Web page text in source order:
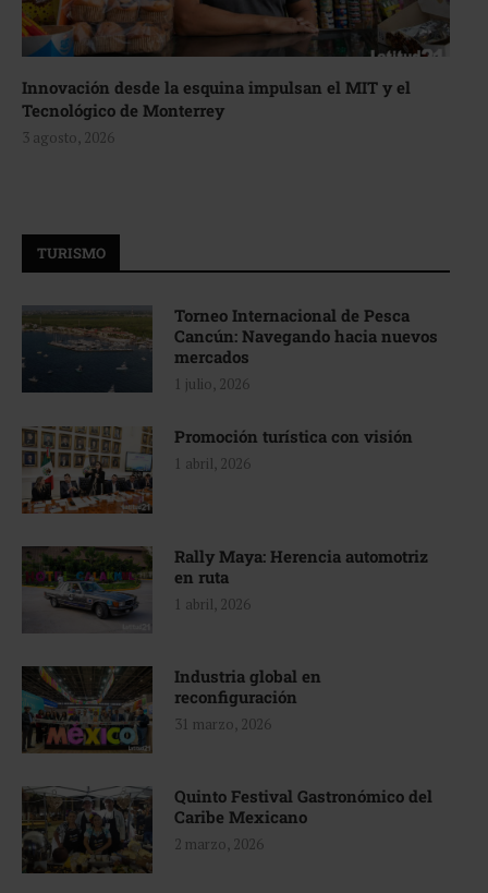
Innovación desde la esquina impulsan el MIT y el
Tecnológico de Monterrey
3 agosto, 2026
TURISMO
Torneo Internacional de Pesca
Cancún: Navegando hacia nuevos
mercados
1 julio, 2026
Promoción turística con visión
1 abril, 2026
Rally Maya: Herencia automotriz
en ruta
1 abril, 2026
Industria global en
reconfiguración
31 marzo, 2026
Quinto Festival Gastronómico del
Caribe Mexicano
2 marzo, 2026